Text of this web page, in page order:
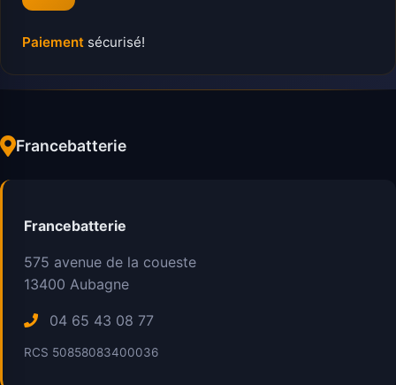
Paiement sécurisé!
Francebatterie
Francebatterie
575 avenue de la coueste
13400 Aubagne
04 65 43 08 77
RCS 50858083400036